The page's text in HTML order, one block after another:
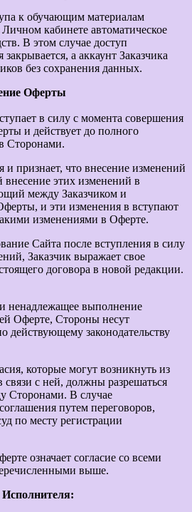
к обучающим материалам
кабинете автоматическое
В этом случае доступ
а аккаунт Заказчика
без сохранения данных.
Оферты
в силу с момента совершения
и действует до полного
Сторонами.
и признает, что внесение изменений
внесение этих изменений в
между Заказчиком и
и эти изменения в вступают
изменениями в Оферте.
Сайта после вступления в силу
Заказчик выражает свое
договора в новой редакции.
ненадлежащее выполнение
Оферте, Стороны несут
действующему законодательству
которые могут возникнуть из
с ней, должны разрешаться
Сторонами. В случае
путем переговоров,
по месту регистрации
означает согласие со всеми
выше.